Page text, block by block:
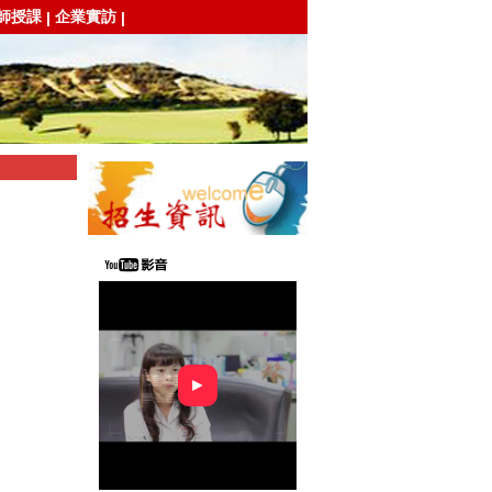
授課 | 企業實訪 |
►